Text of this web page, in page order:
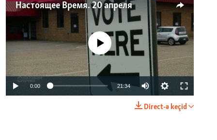
Настоящее Время. 20 апреля
No media source currently available
0:00 21:34
Direct-ə keçid